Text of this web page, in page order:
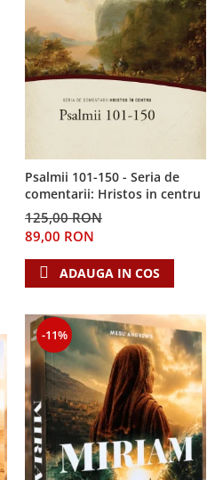
Psalmii 101-150 - Seria de
comentarii: Hristos in centru
125,00 RON
89,00 RON
ADAUGA IN COS
-11%